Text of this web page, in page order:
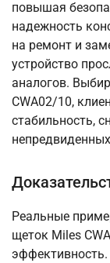
повышая
надежность
на ремонт и
устройство
аналогов.
CWA02/10,
стабильность,
Реальные
щеток Miles